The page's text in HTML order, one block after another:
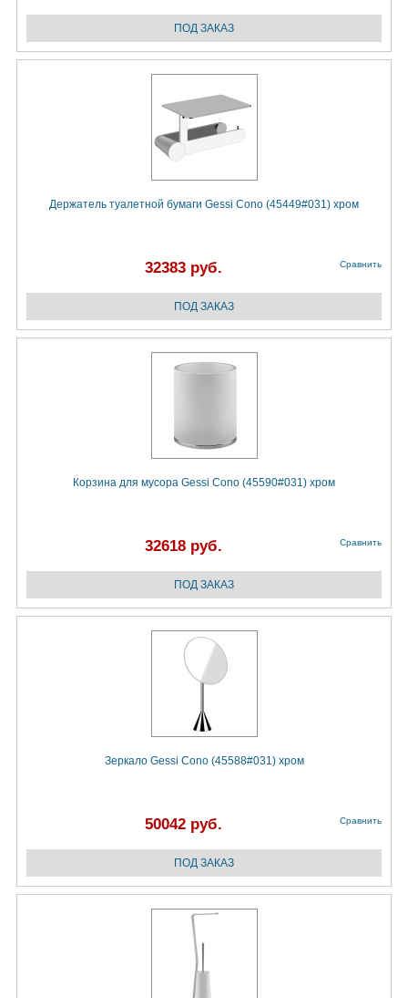
Держатель туалетной бумаги Gessi Cono (45449#031) хром
32383 руб. Сравнить
Корзина для мусора Gessi Cono (45590#031) хром
32618 руб. Сравнить
Зеркало Gessi Cono (45588#031) хром
50042 руб. Сравнить